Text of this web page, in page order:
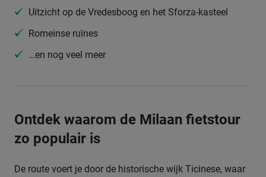
Uitzicht op de Vredesboog en het Sforza-kasteel
Romeinse ruïnes
…en nog veel meer
Ontdek waarom de Milaan fietstour
zo populair is
De route voert je door de historische wijk Ticinese, waar